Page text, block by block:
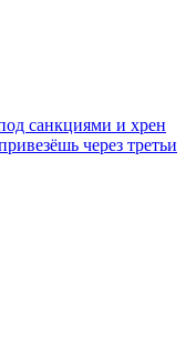
санкциями и хрен
через третьи